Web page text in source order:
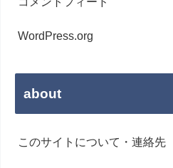
WordPress.org
about
このサイトについて・連絡先